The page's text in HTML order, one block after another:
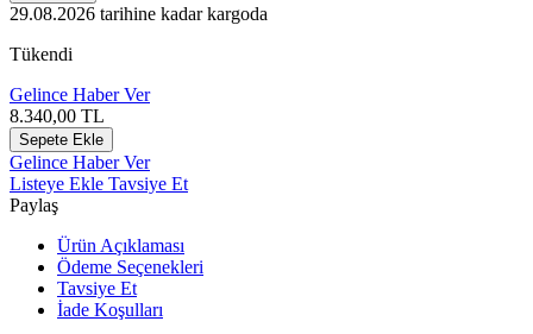
29.08.2026 tarihine kadar kargoda
Tükendi
Gelince Haber Ver
8.340,00 TL
Sepete Ekle
Gelince Haber Ver
Listeye Ekle Tavsiye Et
Paylaş
Ürün Açıklaması
Ödeme Seçenekleri
Tavsiye Et
İade Koşulları